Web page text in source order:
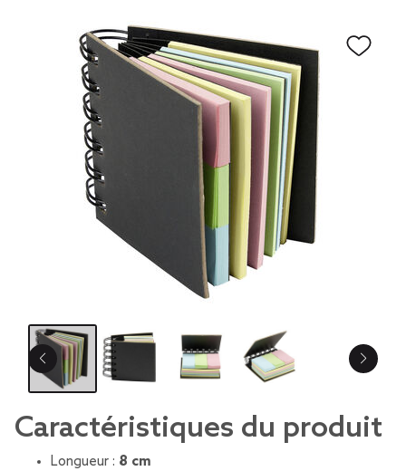
Caractéristiques du produit
Longueur : 8 cm